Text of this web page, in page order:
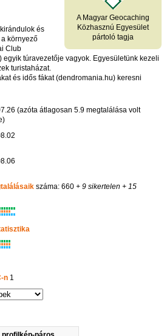
A Magyar Geocaching
Közhasznú Egyesület
pártoló tagja
és
környező
Club
egyik túravezetője vagyok. Egyesületünk kezeli
turistaházat.
és idős fákat (dendromania.hu) keresni
(azóta átlagosan 5.9 megtalálása volt
száma: 660 + 9 sikertelen + 15
n 1